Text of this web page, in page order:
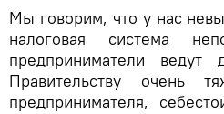
Мы говорим, что у нас
налоговая система
предприниматели ведут
Правительству очень
предпринимателя,